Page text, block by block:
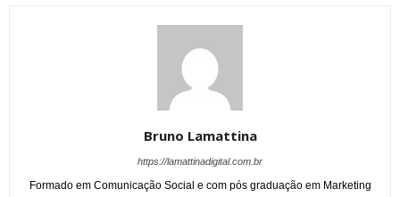
Bruno Lamattina
https://lamattinadigital.com.br
Formado em Comunicação Social e com pós graduação em Marketing